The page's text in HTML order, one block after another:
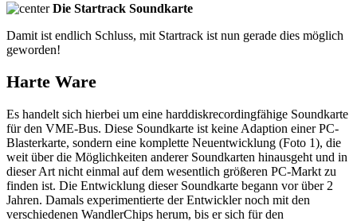
Die Startrack Soundkarte
Damit ist endlich Schluss, mit Startrack ist nun gerade dies möglich
geworden!
Harte Ware
Es handelt sich hierbei um eine harddiskrecordingfähige Soundkarte
für den VME-Bus. Diese Soundkarte ist keine Adaption einer PC-
Blasterkarte, sondern eine komplette Neuentwicklung (Foto 1), die
weit über die Möglichkeiten anderer Soundkarten hinausgeht und in
dieser Art nicht einmal auf dem wesentlich größeren PC-Markt zu
finden ist. Die Entwicklung dieser Soundkarte begann vor über 2
Jahren. Damals experimentierte der Entwickler noch mit den
verschiedenen WandlerChips herum, bis er sich für den